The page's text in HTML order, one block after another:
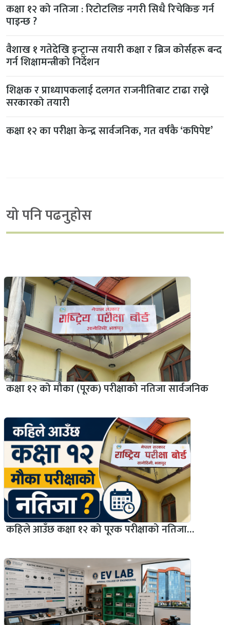
कक्षा १२ को नतिजा : रिटोटलिङ नगरी सिधै रिचेकिङ गर्न
पाइन्छ ?
वैशाख १ गतेदेखि इन्ट्रान्स तयारी कक्षा र ब्रिज कोर्सहरू बन्द
गर्न शिक्षामन्त्रीको निर्देशन
शिक्षक र प्राध्यापकलाई दलगत राजनीतिबाट टाढा राख्ने
सरकारको तयारी
कक्षा १२ का परीक्षा केन्द्र सार्वजनिक, गत वर्षकै ‘कपिपेष्ट’
यो पनि पढनुहोस
कक्षा १२ को मौका (पूरक) परीक्षाको नतिजा सार्वजनिक
कहिले आउँछ कक्षा १२ को पूरक परीक्षाको नतिजा…